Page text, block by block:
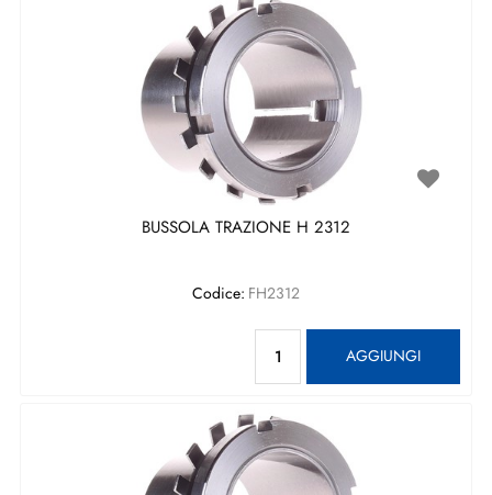
BUSSOLA TRAZIONE H 2312
Codice: FH2312
AGGIUNGI